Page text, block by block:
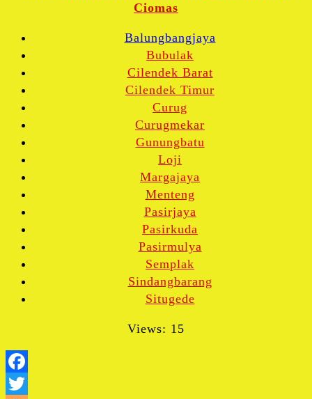
Ciomas
Balungbangjaya
Bubulak
Cilendek Barat
Cilendek Timur
Curug
Curugmekar
Gunungbatu
Loji
Margajaya
Menteng
Pasirjaya
Pasirkuda
Pasirmulya
Semplak
Sindangbarang
Situgede
Views: 15